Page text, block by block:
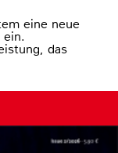
eine neue
das